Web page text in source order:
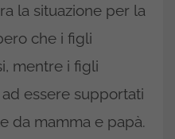
la situazione per la
che i figli
mentre i figli
essere supportati
da mamma e papà.